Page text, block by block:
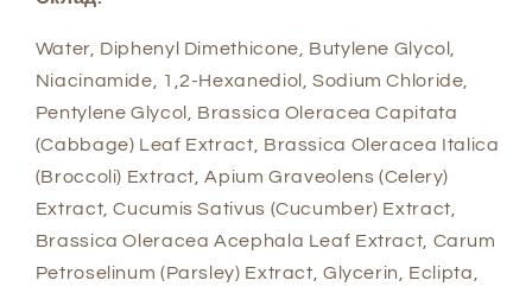
Water, Diphenyl Dimethicone, Butylene Glycol,
Niacinamide, 1,2-Hexanediol, Sodium Chloride,
Pentylene Glycol, Brassica Oleracea Capitata
(Cabbage) Leaf Extract, Brassica Oleracea Italica
(Broccoli) Extract, Apium Graveolens (Celery)
Extract, Cucumis Sativus (Cucumber) Extract,
Brassica Oleracea Acephala Leaf Extract, Carum
Petroselinum (Parsley) Extract, Glycerin, Eclipta,